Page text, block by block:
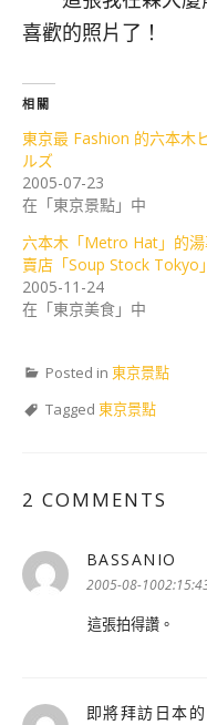
喜歡的照片了！
相關
東京最 Fashion 的六本木
ルズ
2005-07-23
在「東京景點」中
六本木「Metro Hat」的
賣店「Soup Stock Tokyo」
2005-11-24
在「東京美食」中
Posted in 東京景點
Tagged 東京景點
2 COMMENTS
BASSANIO
示:
2005-08-
這張拍得讚。
即將拜訪日本的